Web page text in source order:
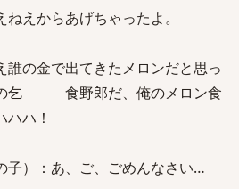
えからあげちゃったよ。
の金で出てきたメロンだと思っ
乞 食野郎だ、俺のメロン食
ハ！
子）：あ、ご、ごめんなさい…